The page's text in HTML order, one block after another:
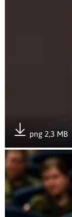
png 2,3 MB
Otwórz załącznik